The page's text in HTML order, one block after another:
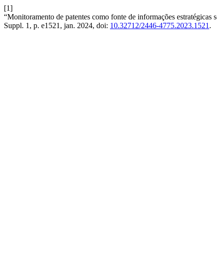
[1]
“Monitoramento de patentes como fonte de informações
Suppl. 1, p. e1521, jan. 2024, doi: 10.32712/2446-4775.2023.1521 .